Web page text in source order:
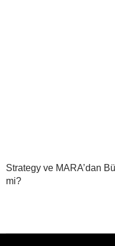
Strategy ve MARA’dan
mi?